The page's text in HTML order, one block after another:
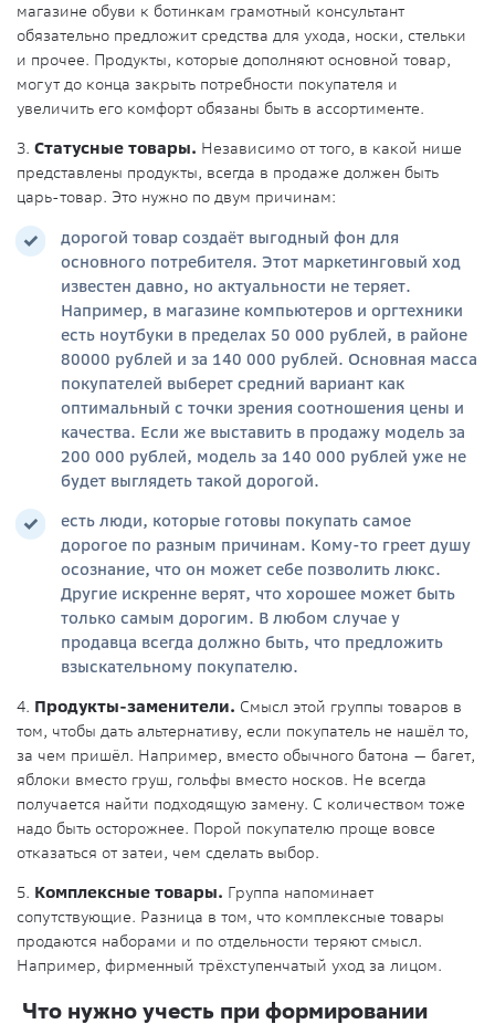
магазине обуви к ботинкам грамотный консультант
обязательно предложит средства для ухода, носки, стельки
и прочее. Продукты, которые дополняют основной товар,
могут до конца закрыть потребности покупателя и
увеличить его комфорт обязаны быть в ассортименте.
3. Статусные товары. Независимо от того, в какой нише
представлены продукты, всегда в продаже должен быть
царь-товар. Это нужно по двум причинам:
дорогой товар создаёт выгодный фон для
основного потребителя. Этот маркетинговый ход
известен давно, но актуальности не теряет.
Например, в магазине компьютеров и оргтехники
есть ноутбуки в пределах 50 000 рублей, в районе
80000 рублей и за 140 000 рублей. Основная масса
покупателей выберет средний вариант как
оптимальный с точки зрения соотношения цены и
качества. Если же выставить в продажу модель за
200 000 рублей, модель за 140 000 рублей уже не
будет выглядеть такой дорогой.
есть люди, которые готовы покупать самое
дорогое по разным причинам. Кому-то греет душу
осознание, что он может себе позволить люкс.
Другие искренне верят, что хорошее может быть
только самым дорогим. В любом случае у
продавца всегда должно быть, что предложить
взыскательному покупателю.
4. Продукты-заменители. Смысл этой группы товаров в
том, чтобы дать альтернативу, если покупатель не нашёл то,
за чем пришёл. Например, вместо обычного батона — багет,
яблоки вместо груш, гольфы вместо носков. Не всегда
получается найти подходящую замену. С количеством тоже
надо быть осторожнее. Порой покупателю проще вовсе
отказаться от затеи, чем сделать выбор.
5. Комплексные товары. Группа напоминает
сопутствующие. Разница в том, что комплексные товары
продаются наборами и по отдельности теряют смысл.
Например, фирменный трёхступенчатый уход за лицом.
Что нужно учесть при формировании